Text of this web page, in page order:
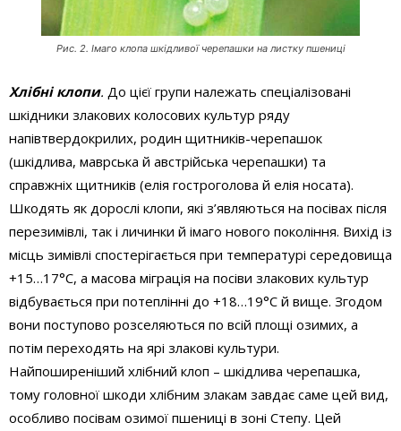
Рис. 2. Iмаго клопа шкiдливої черепашки на листку пшеницi
Хлібні клопи. До цієї групи належать спеціалізовані
шкідники злакових колосових культур ряду
напівтвердокрилих, родин щитників-черепашок
(шкідлива, маврська й австрійська черепашки) та
справжніх щитників (елія гостроголова й елія носата).
Шкодять як дорослі клопи, які з’являються на посівах після
перезимівлі, так і личинки й імаго нового покоління. Вихід із
місць зимівлі спостерігається при температурі середовища
+15…17°С, а масова міграція на посіви злакових культур
відбувається при потеплінні до +18…19°С й вище. Згодом
вони поступово розселяються по всій площі озимих, а
потім переходять на ярі злакові культури.
Найпоширеніший хлібний клоп – шкідлива черепашка,
тому головної шкоди хлібним злакам завдає саме цей вид,
особливо посівам озимої пшениці в зоні Степу. Цей